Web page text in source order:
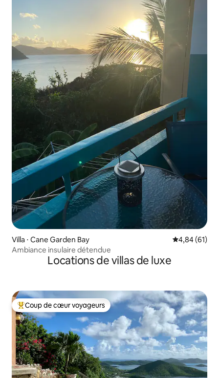
Villa ⋅ Cane Garden Bay Évaluation
4,84 (61)
Ambiance insulaire détendue
Locations de villas de luxe
Coups de cœur voyageurs les plus appréciés
Coup de cœur voyageurs